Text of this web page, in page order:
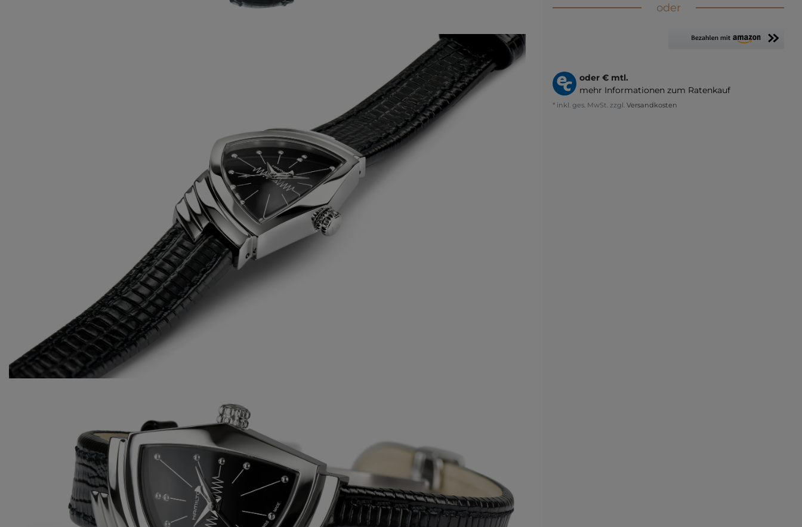
oder
oder € mtl.
mehr Informationen zum Ratenkauf
* inkl. ges. MwSt. zzgl. Versandkosten